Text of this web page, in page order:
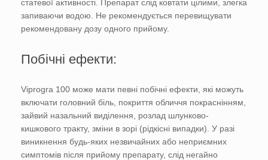
статевої активності. Препарат слід ковтати цілими, злегка
запиваючи водою. Не рекомендується перевищувати
рекомендовану дозу одного прийому.
Побічні ефекти:
Viprogra 100 може мати певні побічні ефекти, які можуть
включати головний біль, покриття обличчя покраснінням,
зайвий назальний виділення, розлад шлунково-
кишкового тракту, зміни в зорі (рідкісні випадки). У разі
виникнення будь-яких незвичайних або неприємних
симптомів після прийому препарату, слід негайно